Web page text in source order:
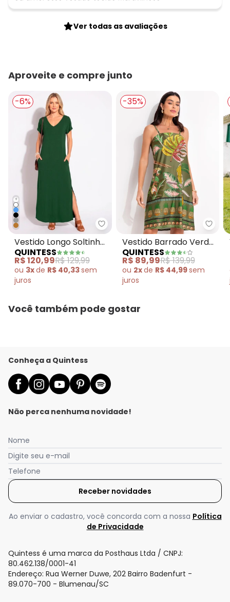
Ver todas as avaliações
Aproveite e compre junto
-6%
+
Quintess - Vestido Longo
Vestido Longo Soltinho
com Fenda Verde
QUINTESS
R$ 120,99R$ 129,99
ou 3xde R$ 40,33sem
juros
-35%
Vestido Barrado Verde
em Malha Fria
QUINTESS
R$ 89,99R$ 139,99
ou 2xde R$ 44,99sem
juros
Você também pode gostar
Conheça a Quintess
Não perca nenhuma novidade!
Nome
Digite seu e-mail
Telefone
Receber novidades
Ao enviar o cadastro, você concorda com a nossa Política
de Privacidade
Quintess é uma marca da Posthaus Ltda / CNPJ:
80.462.138/0001-41
Endereço: Rua Werner Duwe, 202 Bairro Badenfurt -
89.070-700 - Blumenau/SC